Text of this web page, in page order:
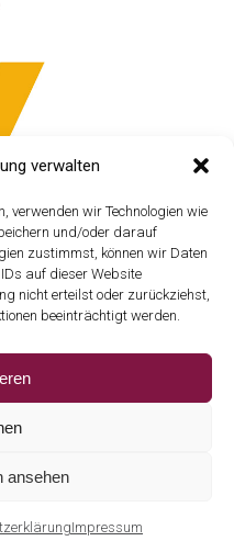
verwalten
verwenden wir Technologien wie
und/oder darauf
zustimmst, können wir Daten
auf dieser Website
nicht erteilst oder zurückziehst,
beeinträchtigt werden.
ansehen
Impressum